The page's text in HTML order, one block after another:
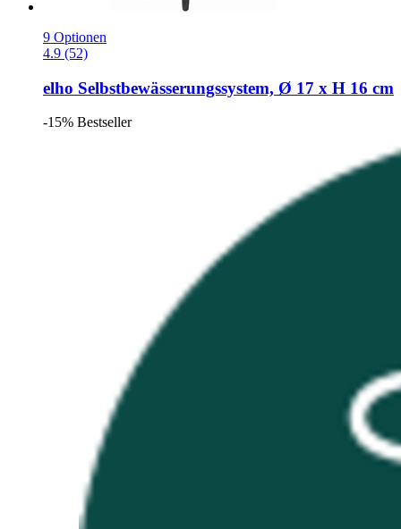
9 Optionen
4.9 (52)
elho Selbstbewässerungssystem, Ø 17 x H 16 cm
-15% Bestseller